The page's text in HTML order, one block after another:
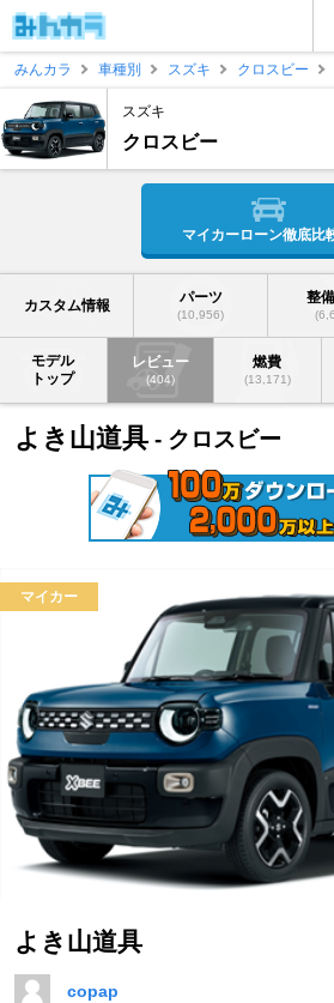
みんカラ
車種別 スズキ クロスビー
スズキ
クロスビー
マイカーローン徹底比
カスタム情報 パーツ
(10,956)
整
モデル
トップ
レビュー
(404)
燃費
(13,171)
よき山道具 - クロスビー
マイカー
よき山道具
copap